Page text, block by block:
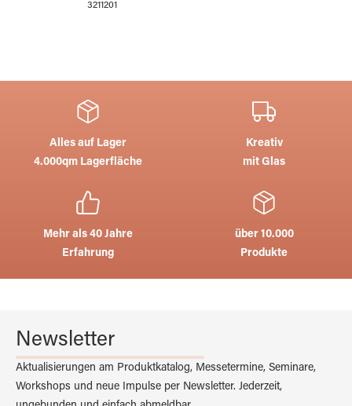
3211201
Alles auf Lager
4.000qm Lagerfläche
Kreativ
mit Glas
Mehr als 40 Jahre
Erfahrung
über 10.000
Produkte
Newsletter
Aktualisierungen am Produktkatalog, Messetermine, Seminare,
Workshops und neue Impulse per Newsletter. Jederzeit,